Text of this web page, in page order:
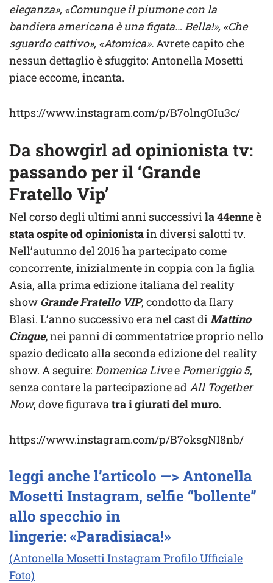
eleganza», «Comunque il piumone con la
bandiera americana è una figata… Bella!», «Che
sguardo cattivo», «Atomica». Avrete capito che
nessun dettaglio è sfuggito: Antonella Mosetti
piace eccome, incanta.
https://www.instagram.com/p/B7olngOIu3c/
Da showgirl ad opinionista tv:
passando per il ‘Grande
Fratello Vip’
Nel corso degli ultimi anni successivi la 44enne è
stata ospite od opinionistain diversi salotti tv.
Nell’autunno del 2016 ha partecipato come
concorrente, inizialmente in coppia con la figlia
Asia, alla prima edizione italiana del reality
show Grande Fratello VIP, condotto da Ilary
Blasi. L’anno successivo era nel cast di Mattino
Cinque,nei panni di commentatrice proprio nello
spazio dedicato alla seconda edizione del reality
show. A seguire: Domenica Livee Pomeriggio 5,
senza contare la partecipazione ad All Together
Now, dove figurava tra i giurati del muro.
https://www.instagram.com/p/B7oksgNI8nb/
leggi anche l’articolo —> Antonella
Mosetti Instagram, selfie “bollente”
allo specchio in
lingerie: «Paradisiaca!»
(Antonella Mosetti Instagram Profilo Ufficiale
Foto)